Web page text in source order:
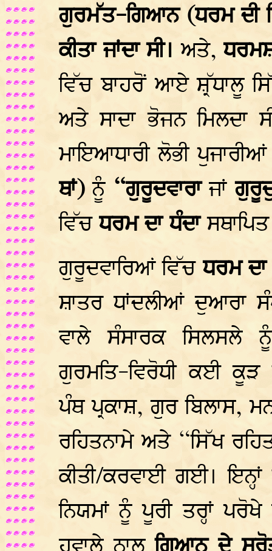
ਗੁਰਮੱਤ-ਗਿਆਨ (ਧਰਮ ਦੀ
ਕੀਤਾ ਜਾਂਦਾ ਸੀ।ਅਤੇ,
ਵਿੱਚ ਬਾਹਰੋਂ ਆਏ ਸ਼੍ਰੱਧਾਲੂ
ਅਤੇ ਸਾਦਾ ਭੋਜਨ ਮਿਲਦਾ
ਮਾਇਆਧਾਰੀ ਲੋਭੀ
ਥਾਂ)ਨੂੰ “ਗੁਰੂਦਵਾਰਾਜਾਂ
ਵਿੱਚਧਰਮ ਦਾ ਧੰਦਾ
ਗੁਰੂਦਵਾਰਿਆਂ ਵਿੱਚ ਧਰਮ ਦਾ
ਸ਼ਾਤਰ ਧਾਂਦਲੀਆਂ ਦੁਆਰਾ
ਵਾਲੇ ਸੰਸਾਰਕ ਸਿਲਸਲੇ
ਗੁਰਮਤਿ-ਵਿਰੋਧੀ ਕਈ ਕੂੜ
ਪੰਥ ਪ੍ਰਕਾਸ਼, ਗੁਰ ਬਿਲਾਸ,
ਰਹਿਤਨਾਮੇ ਅਤੇ “ਸਿੱਖ
ਕੀਤੀ/ਕਰਵਾਈ ਗਈ। ਇਨ੍ਹਾਂ
ਨਿਯਮਾਂ ਨੂੰ ਪੂਰੀ ਤਰ੍ਹਾਂ